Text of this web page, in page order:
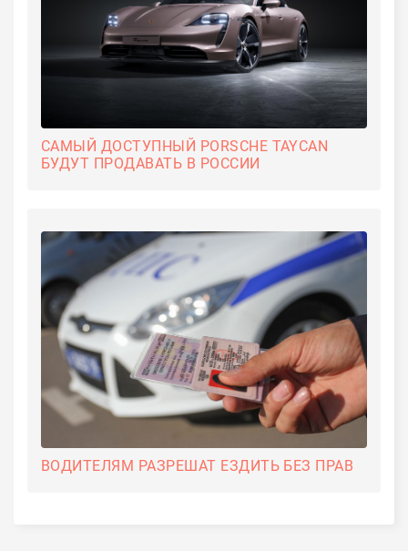
САМЫЙ ДОСТУПНЫЙ PORSCHE TAYCAN
БУДУТ ПРОДАВАТЬ В РОССИИ
ВОДИТЕЛЯМ РАЗРЕШАТ ЕЗДИТЬ БЕЗ ПРАВ